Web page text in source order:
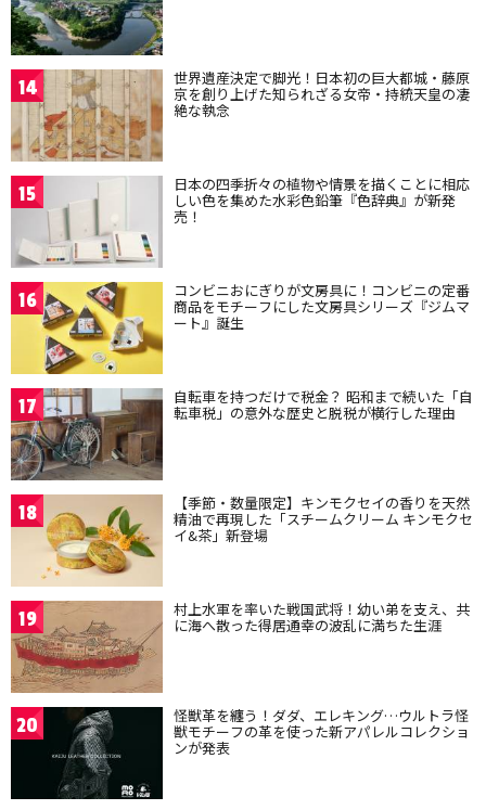
14 世界遺産決定で脚光！日本初の巨大都城・藤原
京を創り上げた知られざる女帝・持統天皇の凄
絶な執念
15 日本の四季折々の植物や情景を描くことに相応
しい色を集めた水彩色鉛筆『色辞典』が新発
売！
16 コンビニおにぎりが文房具に！コンビニの定番
商品をモチーフにした文房具シリーズ『ジムマ
ート』誕生
17 自転車を持つだけで税金？ 昭和まで続いた「自
転車税」の意外な歴史と脱税が横行した理由
18 【季節・数量限定】キンモクセイの香りを天然
精油で再現した「スチームクリーム キンモクセ
イ&茶」新登場
19 村上水軍を率いた戦国武将！幼い弟を支え、共
に海へ散った得居通幸の波乱に満ちた生涯
20 怪獣革を纏う！ダダ、エレキング…ウルトラ怪
獣モチーフの革を使った新アパレルコレクショ
ンが発表